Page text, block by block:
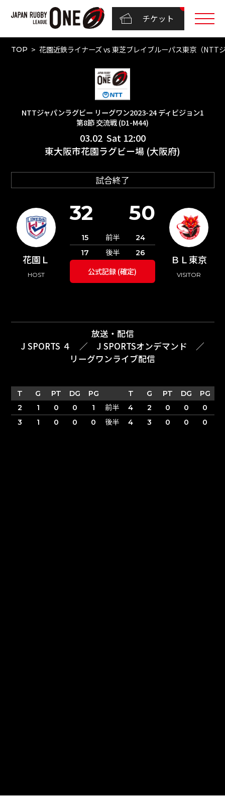
チケット
TOP 花園近鉄ライナーズ vs 東芝ブレイブルーパス東京（
NTTジャパンラグビー リーグワン2023-24 ディビジョン1
第8節 交流戦 (D1-M44)
03.02 Sat 12:00
東大阪市花園ラグビー場 (大阪府)
試合終了
花園Ｌ
HOST
ＢＬ東京
VISITOR
32 50
15 前半
24
17
後半 26
公式記録 (確定)
放送・配信
J SPORTS ４
／ J SPORTSオンデマンド
／
リーグワンライブ配信
T G PT DG PG T G PT DG
PG
2
1 0 0 1 前半 4 2 0 0
0
3
1 0 0 0 後半 4 3 0 0 0